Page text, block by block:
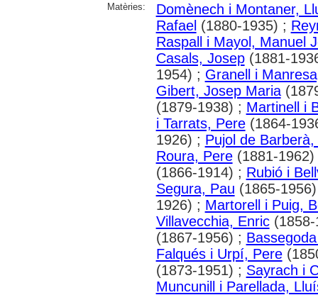
Matèries:
Domènech i Montaner,
Rafael (1880-1935) ;
Raspall i Mayol, Manuel
Casals, Josep(1881-
1954) ; Granell i
Gibert, Josep Maria
(1879-1938) ; Martinell i
i Tarrats, Pere(1864-
1926) ; Pujol de
Roura, Pere(1881-
(1866-1914) ; Rubió i
Segura, Pau (1865-
1926) ; Martorell i Puig,
Villavecchia, Enric
(1867-1956) ;
Falqués i Urpí, Pere
(1873-1951) ; Sayrach i
Muncunill i Parellada,